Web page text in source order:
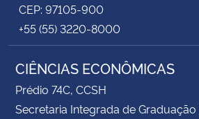
CEP: 97105-900
+55 (55) 3220-8000
CIÊNCIAS ECONÔMICAS
Prédio 74C, CCSH
Secretaria Integrada de Graduação